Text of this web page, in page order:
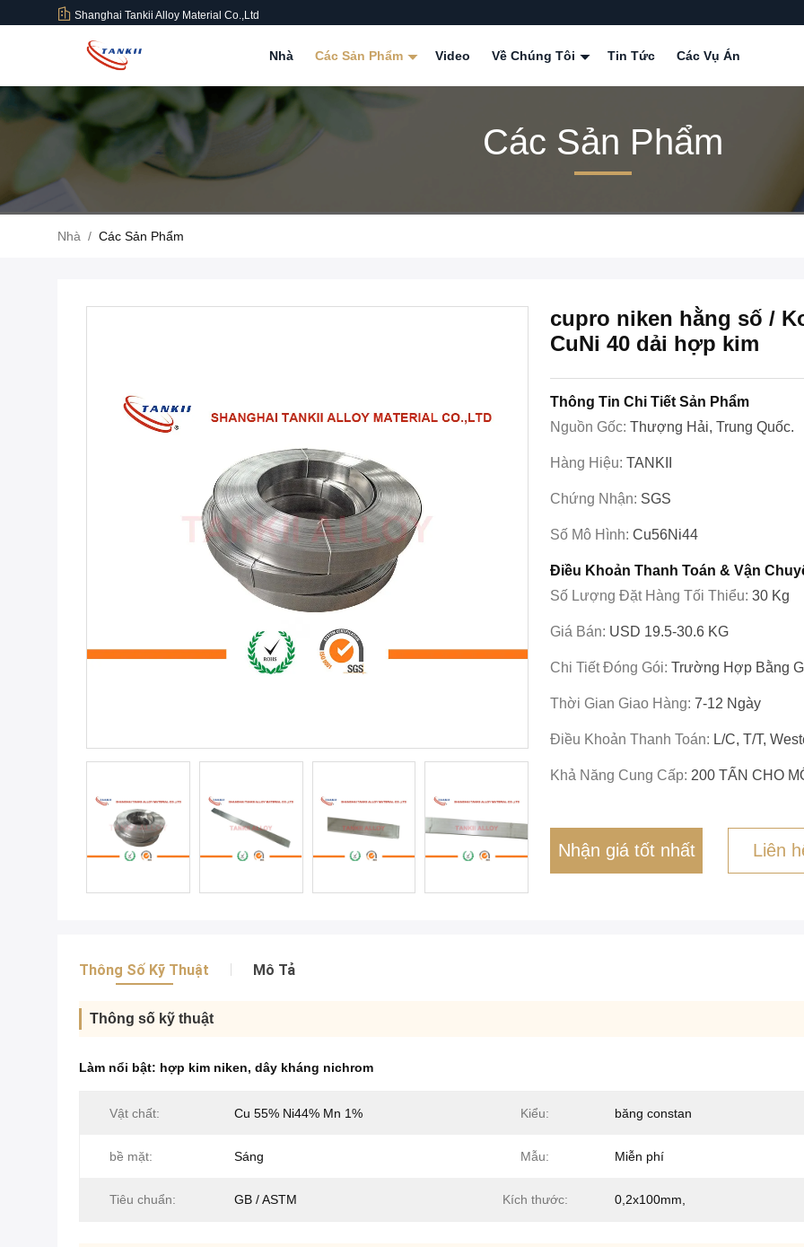
Shanghai Tankii Alloy Material Co.,Ltd
Nhà Các Sản Phẩm Video Về Chúng Tôi Tin Tức Các Vụ Án
Các Sản Phẩm
Nhà / Các Sản Phẩm
cupro niken hằng số /
CuNi 40 dải hợp kim
Thông Tin Chi Tiết Sản Phẩm
Nguồn Gốc: Thượng Hải, Trung Quốc.
Hàng Hiệu: TANKII
Chứng Nhận: SGS
Số Mô Hình: Cu56Ni44
Điều Khoản Thanh Toán & Vận
Số Lượng Đặt Hàng Tối Thiểu: 30 Kg
Giá Bán: USD 19.5-30.6 KG
Chi Tiết Đóng Gói: Trường Hợp Bằng
Thời Gian Giao Hàng: 7-12 Ngày
Điều Khoản Thanh Toán: L/c, T/T,
Khả Năng Cung Cấp: 200 TẤN CHO
Nhận giá tốt nhất Liên
Thông Số Kỹ Thuật Mô Tả
Thông số kỹ thuật
Làm nổi bật: hợp kim niken, dây kháng nichrom
Vật chất: Cu 55% Ni44% Mn 1% Kiểu: băng constan
bề mặt: Sáng Mẫu: Miễn phí
Tiêu chuẩn: GB / ASTM Kích thước: 0,2x100mm,